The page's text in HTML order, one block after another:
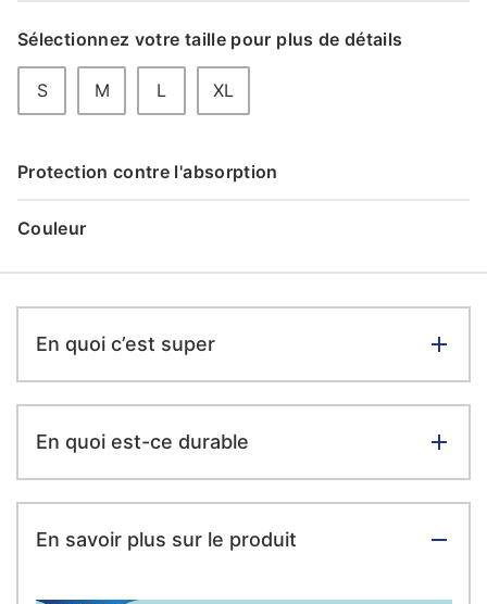
Sélectionnez votre taille pour plus de détails
S M L XL
Protection contre l'absorption
Couleur
En quoi c’est super
En quoi est-ce durable
En savoir plus sur le produit